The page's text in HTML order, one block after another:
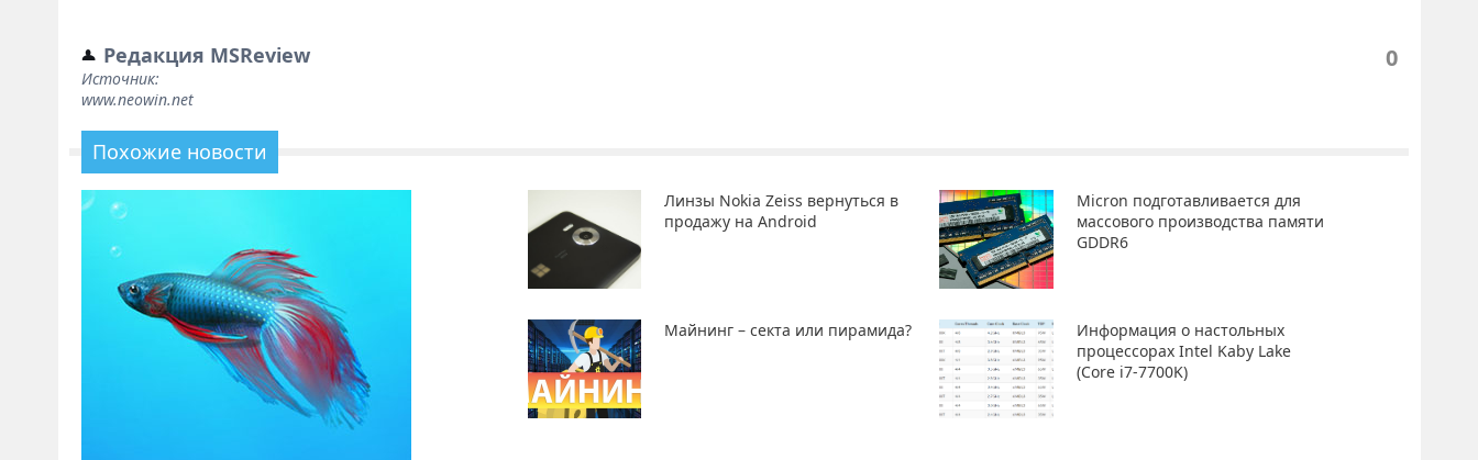
Редакция MSReview
Источник:
www.neowin.net
0
Похожие новости
Линзы Nokia Zeiss вернуться в
продажу на Android
Micron подготавливается для
массового производства памяти
GDDR6
Майнинг – секта или пирамида?
Информация о настольных
процессорах Intel Kaby Lake
(Core i7-7700K)